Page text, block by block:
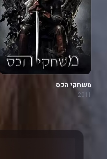
משחקי הכס
2011